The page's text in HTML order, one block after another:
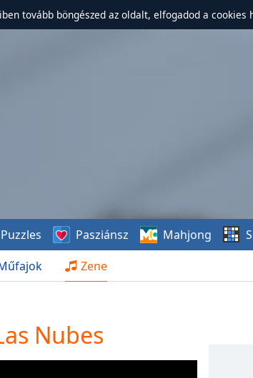
tovább böngészed az oldalt, elfogadod a cookies
Zene
Puzzles Pasziánsz Mahjong
Nubes